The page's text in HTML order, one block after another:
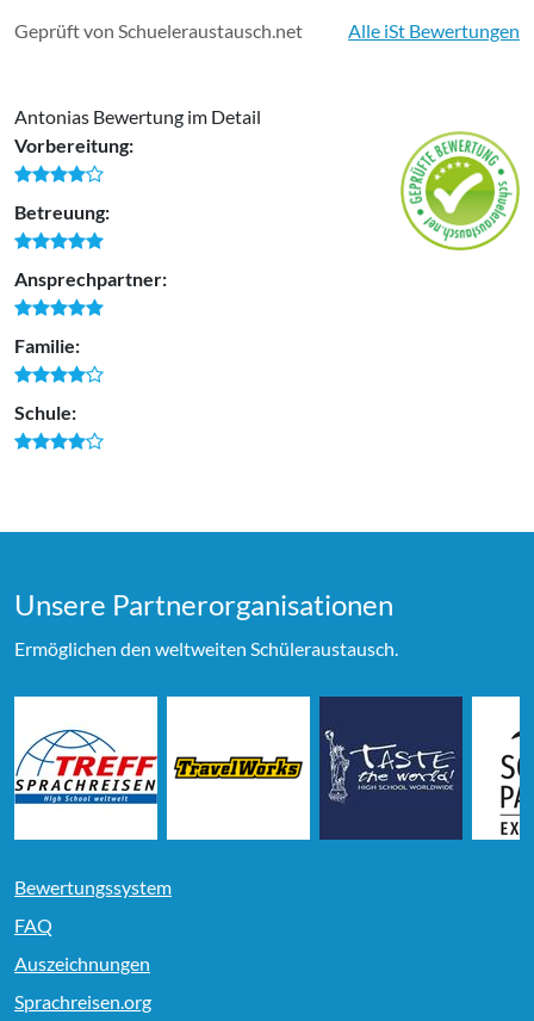
Geprüft von Schueleraustausch.net Alle iSt Bewertungen
Antonias Bewertung im Detail
Vorbereitung:
Betreuung:
Ansprechpartner:
Familie:
Schule:
Unsere Partner­organi­sationen
Ermöglichen den weltweiten Schüleraustausch.
Bewertungssystem
FAQ
Auszeichnungen
Sprachreisen.org